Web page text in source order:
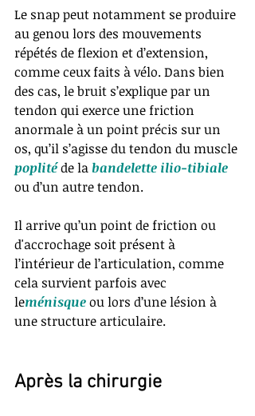
Le snap peut notamment se produire
au genou lors des mouvements
répétés de flexion et d’extension,
comme ceux faits à vélo. Dans bien
des cas, le bruit s’explique par un
tendon qui exerce une friction
anormale à un point précis sur un
os, qu’il s’agisse du tendon du muscle
poplité de la bandelette ilio-tibiale
ou d’un autre tendon.
Il arrive qu’un point de friction ou
d'accrochage soit présent à
l’intérieur de l’articulation, comme
cela survient parfois avec
leménisque ou lors d’une lésion à
une structure articulaire.
Après la chirurgie